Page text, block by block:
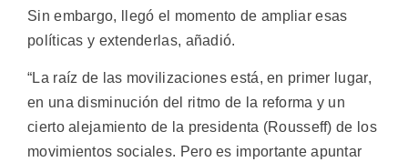
Sin embargo, llegó el momento de ampliar esas
políticas y extenderlas, añadió.
“La raíz de las movilizaciones está, en primer lugar,
en una disminución del ritmo de la reforma y un
cierto alejamiento de la presidenta (Rousseff) de los
movimientos sociales. Pero es importante apuntar